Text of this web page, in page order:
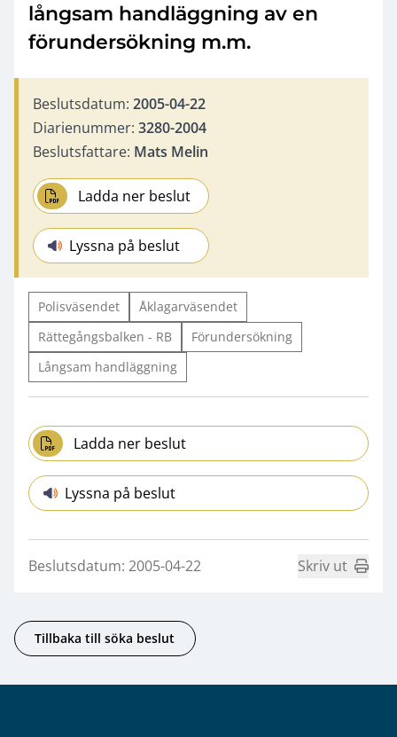
långsam handläggning av en
förundersökning m.m.
Beslutsdatum: 2005-04-22
Diarienummer: 3280-2004
Beslutsfattare: Mats Melin
Ladda ner beslut
Lyssna på beslut
Polisväsendet
Åklagarväsendet
Rättegångsbalken - RB
Förundersökning
Långsam handläggning
Ladda ner beslut
Lyssna på beslut
Beslutsdatum: 2005-04-22 Skriv ut
Tillbaka till söka beslut